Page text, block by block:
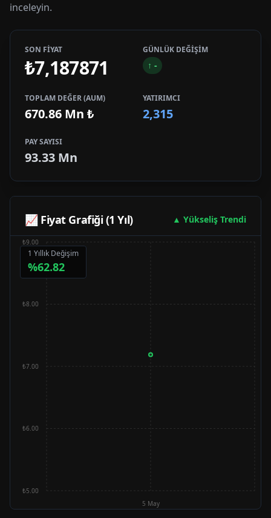
inceleyin.
SON FİYAT
₺7,187871
GÜNLÜK DEĞİŞİM
↑ -
TOPLAM DEĞER (AUM)
670.86 Mn ₺
YATIRIMCI
2,315
PAY SAYISI
93.33 Mn
📈 Fiyat Grafiği (1 Yıl) ▲ Yükseliş Trendi
1 Yıllık Değişim
%62.82
5 May
₺5.00
₺6.00
₺7.00
₺8.00
₺9.00